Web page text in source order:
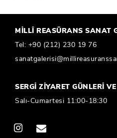
MİLLÎ REASÜRANS SANAT
Tel: +90 (212) 230 19 76
SERGİ ZİYARET GÜNLERİ
Salı-Cumartesi 11:00-18:30